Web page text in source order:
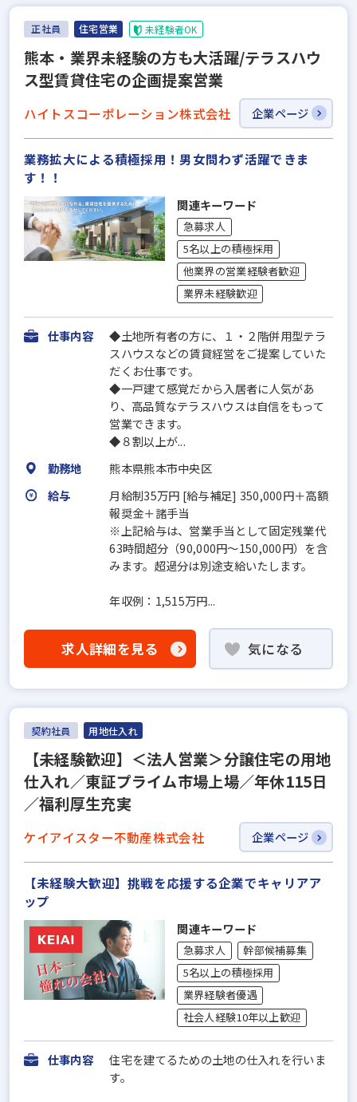
正社員 住宅営業 未経験者OK
熊本・業界未経験の方も大活躍/テラスハウ
ス型賃貸住宅の企画提案営業
ハイトスコーポレーション株式会社 企業ページ
業務拡大による積極採用！男女問わず活躍できま
す！！
関連キーワード
急募求人
5名以上の積極採用
他業界の営業経験者歓迎
業界未経験歓迎
仕事内容
◆土地所有者の方に、１・２階併用型テラ
スハウスなどの賃貸経営をご提案していた
だくお仕事です。
◆一戸建て感覚だから入居者に人気があ
り、高品質なテラスハウスは自信をもって
営業できます。
◆８割以上が...
勤務地
熊本県熊本市中央区
給与
月給制35万円 [給与補足] 350,000円＋高額
報奨金＋諸手当
※上記給与は、営業手当として固定残業代
63時間超分（90,000円〜150,000円）を含
みます。超過分は別途支給いたします。
年収例：1,515万円...
求人詳細を見る 気になる
契約社員 用地仕入れ
【未経験歓迎】＜法人営業＞分譲住宅の用地
仕入れ／東証プライム市場上場／年休115日
／福利厚生充実
ケイアイスター不動産株式会社 企業ページ
【未経験大歓迎】挑戦を応援する企業でキャリアア
ップ
関連キーワード
急募求人
幹部候補募集
5名以上の積極採用
業界経験者優遇
社会人経験10年以上歓迎
仕事内容
住宅を建てるための土地の仕入れを行いま
す。